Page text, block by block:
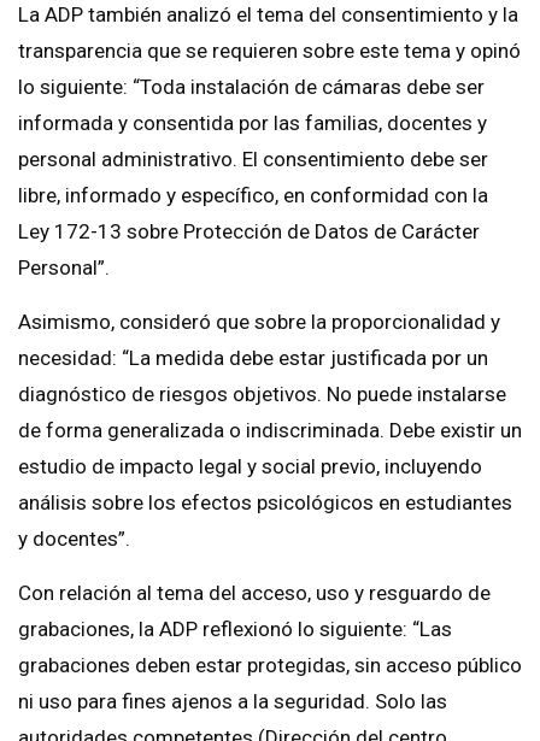
La ADP también analizó el tema del consentimiento y la
transparencia que se requieren sobre este tema y opinó
lo siguiente: “Toda instalación de cámaras debe ser
informada y consentida por las familias, docentes y
personal administrativo. El consentimiento debe ser
libre, informado y específico, en conformidad con la
Ley 172-13 sobre Protección de Datos de Carácter
Personal”.
Asimismo, consideró que sobre la proporcionalidad y
necesidad: “La medida debe estar justificada por un
diagnóstico de riesgos objetivos. No puede instalarse
de forma generalizada o indiscriminada. Debe existir un
estudio de impacto legal y social previo, incluyendo
análisis sobre los efectos psicológicos en estudiantes
y docentes”.
Con relación al tema del acceso, uso y resguardo de
grabaciones, la ADP reflexionó lo siguiente: “Las
grabaciones deben estar protegidas, sin acceso público
ni uso para fines ajenos a la seguridad. Solo las